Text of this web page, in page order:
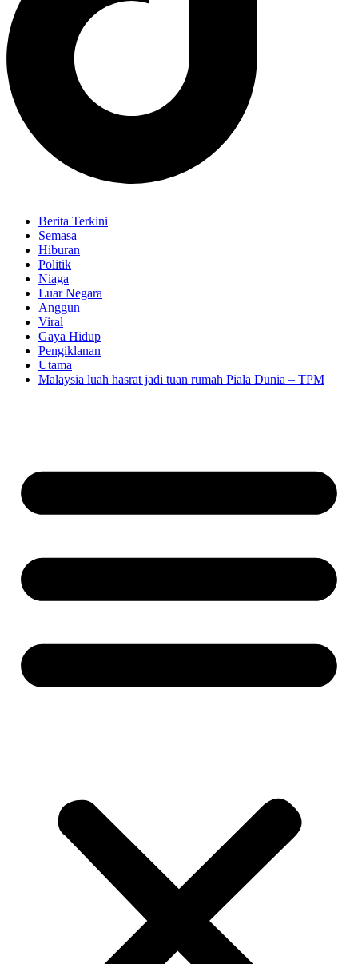
Berita Terkini
Semasa
Hiburan
Politik
Niaga
Luar Negara
Anggun
Viral
Gaya Hidup
Pengiklanan
Utama
Malaysia luah hasrat jadi tuan rumah Piala Dunia – TPM